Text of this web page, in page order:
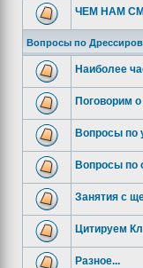
ЧЕМ НАМ
Вопросы по
Наиболее
Поговорим
Вопросы по
Вопросы по
Занятия с
Цитируем
Разное...